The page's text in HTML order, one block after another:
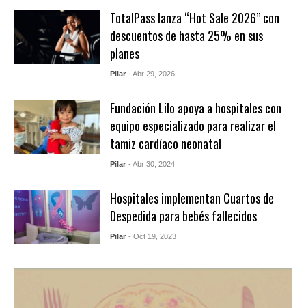
TotalPass lanza “Hot Sale 2026” con
descuentos de hasta 25% en sus
planes
Pilar - Abr 29, 2026
Fundación Lilo apoya a hospitales con
equipo especializado para realizar el
tamiz cardíaco neonatal
Pilar - Abr 30, 2024
Hospitales implementan Cuartos de
Despedida para bebés fallecidos
Pilar - Oct 19, 2023